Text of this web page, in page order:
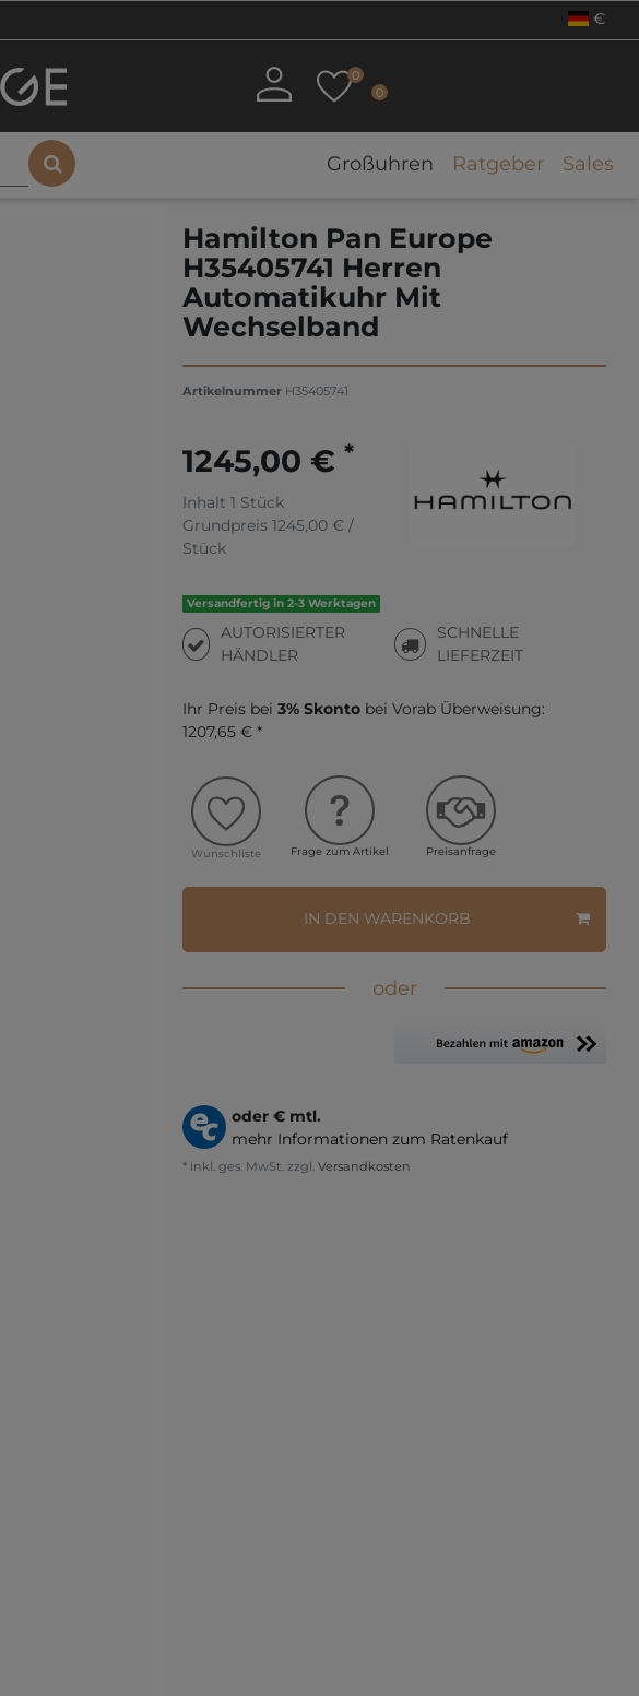
€
0
0
Großuhren Ratgeber Sales
Hamilton Pan Europe
H35405741 Herren
Automatikuhr Mit
Wechselband
Artikelnummer H35405741
1245,00 € *
Inhalt 1 Stück
Grundpreis 1245,00 € /
Stück
Versandfertig in 2-3 Werktagen
AUTORISIERTER
HÄNDLER
SCHNELLE
LIEFERZEIT
Ihr Preis bei 3% Skonto bei Vorab Überweisung:
1207,65 € *
Wunschliste Frage zum Artikel Preisanfrage
IN DEN WARENKORB
oder
oder € mtl.
mehr Informationen zum Ratenkauf
* inkl. ges. MwSt. zzgl. Versandkosten